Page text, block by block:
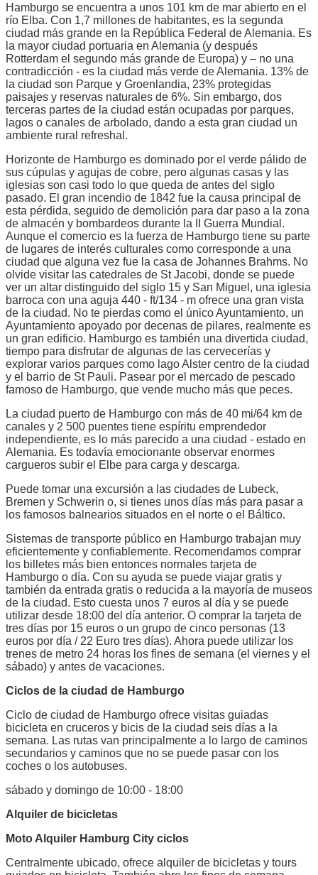
Hamburgo se encuentra a unos 101 km de mar abierto en el
río Elba. Con 1,7 millones de habitantes, es la segunda
ciudad más grande en la República Federal de Alemania. Es
la mayor ciudad portuaria en Alemania (y después
Rotterdam el segundo más grande de Europa) y – no una
contradicción - es la ciudad más verde de Alemania. 13% de
la ciudad son Parque y Groenlandia, 23% protegidas
paisajes y reservas naturales de 6%. Sin embargo, dos
terceras partes de la ciudad están ocupadas por parques,
lagos o canales de arbolado, dando a esta gran ciudad un
ambiente rural refreshal.
Horizonte de Hamburgo es dominado por el verde pálido de
sus cúpulas y agujas de cobre, pero algunas casas y las
iglesias son casi todo lo que queda de antes del siglo
pasado. El gran incendio de 1842 fue la causa principal de
esta pérdida, seguido de demolición para dar paso a la zona
de almacén y bombardeos durante la II Guerra Mundial.
Aunque el comercio es la fuerza de Hamburgo tiene su parte
de lugares de interés culturales como corresponde a una
ciudad que alguna vez fue la casa de Johannes Brahms. No
olvide visitar las catedrales de St Jacobi, donde se puede
ver un altar distinguido del siglo 15 y San Miguel, una iglesia
barroca con una aguja 440 - ft/134 - m ofrece una gran vista
de la ciudad. No te pierdas como el único Ayuntamiento, un
Ayuntamiento apoyado por decenas de pilares, realmente es
un gran edificio. Hamburgo es también una divertida ciudad,
tiempo para disfrutar de algunas de las cervecerías y
explorar varios parques como lago Alster centro de la ciudad
y el barrio de St Pauli. Pasear por el mercado de pescado
famoso de Hamburgo, que vende mucho más que peces.
La ciudad puerto de Hamburgo con más de 40 mi/64 km de
canales y 2 500 puentes tiene espíritu emprendedor
independiente, es lo más parecido a una ciudad - estado en
Alemania. Es todavía emocionante observar enormes
cargueros subir el Elbe para carga y descarga.
Puede tomar una excursión a las ciudades de Lubeck,
Bremen y Schwerin o, si tienes unos días más para pasar a
los famosos balnearios situados en el norte o el Báltico.
Sistemas de transporte público en Hamburgo trabajan muy
eficientemente y confiablemente. Recomendamos comprar
los billetes más bien entonces normales tarjeta de
Hamburgo o día. Con su ayuda se puede viajar gratis y
también da entrada gratis o reducida a la mayoría de museos
de la ciudad. Esto cuesta unos 7 euros al día y se puede
utilizar desde 18:00 del día anterior. O comprar la tarjeta de
tres días por 15 euros o un grupo de cinco personas (13
euros por día / 22 Euro tres días). Ahora puede utilizar los
trenes de metro 24 horas los fines de semana (el viernes y el
sábado) y antes de vacaciones.
Ciclos de la ciudad de Hamburgo
Ciclo de ciudad de Hamburgo ofrece visitas guiadas
bicicleta en cruceros y bicis de la ciudad seis días a la
semana. Las rutas van principalmente a lo largo de caminos
secundarios y caminos que no se puede pasar con los
coches o los autobuses.
sábado y domingo de 10:00 - 18:00
Alquiler de bicicletas
Moto Alquiler Hamburg City ciclos
Centralmente ubicado, ofrece alquiler de bicicletas y tours